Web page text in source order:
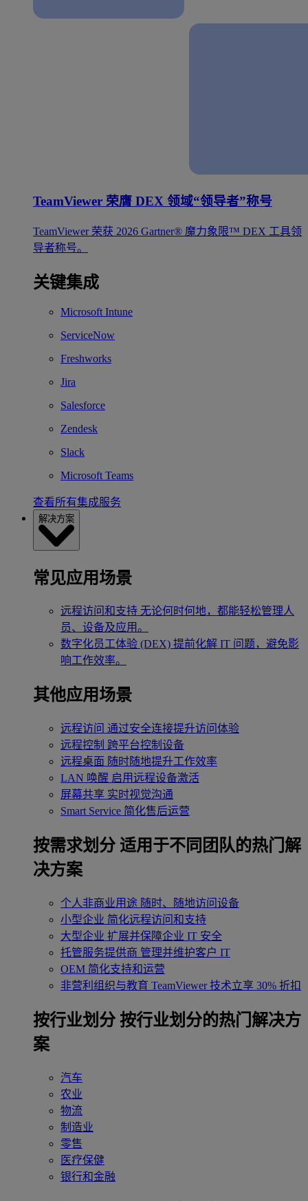
TeamViewer 荣膺 DEX 领域“领导者”称号
TeamViewer 荣获 2026 Gartner® 魔力象限™ DEX 工具领
导者称号。
关键集成
Microsoft Intune
ServiceNow
Freshworks
Jira
Salesforce
Zendesk
Slack
Microsoft Teams
查看所有集成服务
解决方案
常见应用场景
远程访问和支持 无论何时何地，都能轻松管理人
员、设备及应用。
数字化员工体验 (DEX) 提前化解 IT 问题，避免影
响工作效率。
其他应用场景
远程访问 通过安全连接提升访问体验
远程控制 跨平台控制设备
远程桌面 随时随地提升工作效率
LAN 唤醒 启用远程设备激活
屏幕共享 实时视觉沟通
Smart Service 简化售后运营
按需求划分 适用于不同团队的热门解
决方案
个人非商业用途 随时、随地访问设备
小型企业 简化远程访问和支持
大型企业 扩展并保障企业 IT 安全
托管服务提供商 管理并维护客户 IT
OEM 简化支持和运营
非营利组织与教育 TeamViewer 技术立享 30% 折扣
‌按行业划分 按行业划分的热门解决方
案
汽车
农业
物流
制造业
零售
医疗保健
银行和金融